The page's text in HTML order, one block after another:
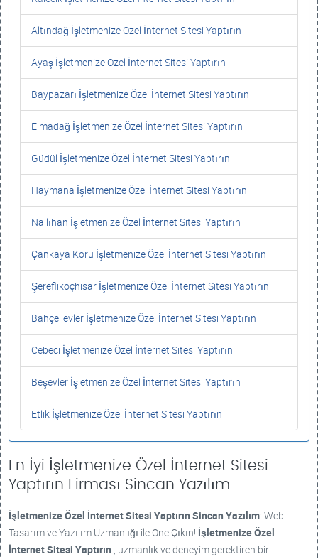
Altındağ İşletmenize Özel İnternet Sitesi Yaptırın
Ayaş İşletmenize Özel İnternet Sitesi Yaptırın
Baypazarı İşletmenize Özel İnternet Sitesi Yaptırın
Elmadağ İşletmenize Özel İnternet Sitesi Yaptırın
Güdül İşletmenize Özel İnternet Sitesi Yaptırın
Haymana İşletmenize Özel İnternet Sitesi Yaptırın
Nallıhan İşletmenize Özel İnternet Sitesi Yaptırın
Çankaya Koru İşletmenize Özel İnternet Sitesi Yaptırın
Şereflikoçhisar İşletmenize Özel İnternet Sitesi Yaptırın
Bahçelievler İşletmenize Özel İnternet Sitesi Yaptırın
Cebeci İşletmenize Özel İnternet Sitesi Yaptırın
Beşevler İşletmenize Özel İnternet Sitesi Yaptırın
Etlik İşletmenize Özel İnternet Sitesi Yaptırın
En İyi İşletmenize Özel İnternet Sitesi
Yaptırın Firması Sincan Yazılım
İşletmenize Özel İnternet Sitesi Yaptırın Sincan Yazılım: Web
Tasarım ve Yazılım Uzmanlığı ile Öne Çıkın! İşletmenize Özel
İnternet Sitesi Yaptırın , uzmanlık ve deneyim gerektiren bir